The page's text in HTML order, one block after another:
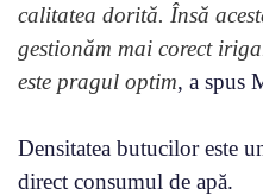
calitatea dorită. Însă
gestionăm mai corect
este pragul optim, a spus
Densitatea butucilor este
direct consumul de apă.